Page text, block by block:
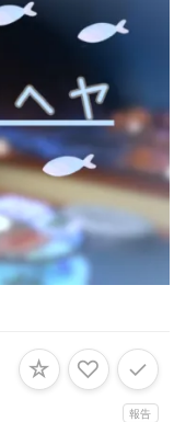
報告
☆ ♡ ✓